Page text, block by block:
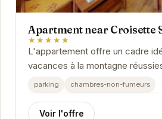
Apartment near Croisette
★★★★★
L'appartement offre un cadre
vacances à la montagne
pistes et des commodités, vous
parking chambres-non-fumeurs
Voir l'offre